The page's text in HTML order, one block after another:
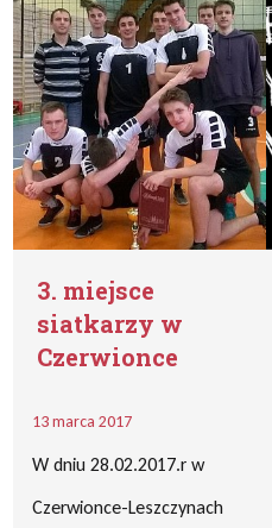
3. miejsce
siatkarzy w
Czerwionce
13 marca 2017
W dniu 28.02.2017.r w
Czerwionce-Leszczynach